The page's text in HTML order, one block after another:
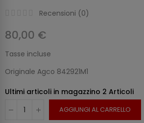
Recensioni (0)
80,00 €
Tasse incluse
Originale Agco 842921M1
Ultimi articoli in magazzino 2 Articoli
AGGIUNGI AL CARRELLO